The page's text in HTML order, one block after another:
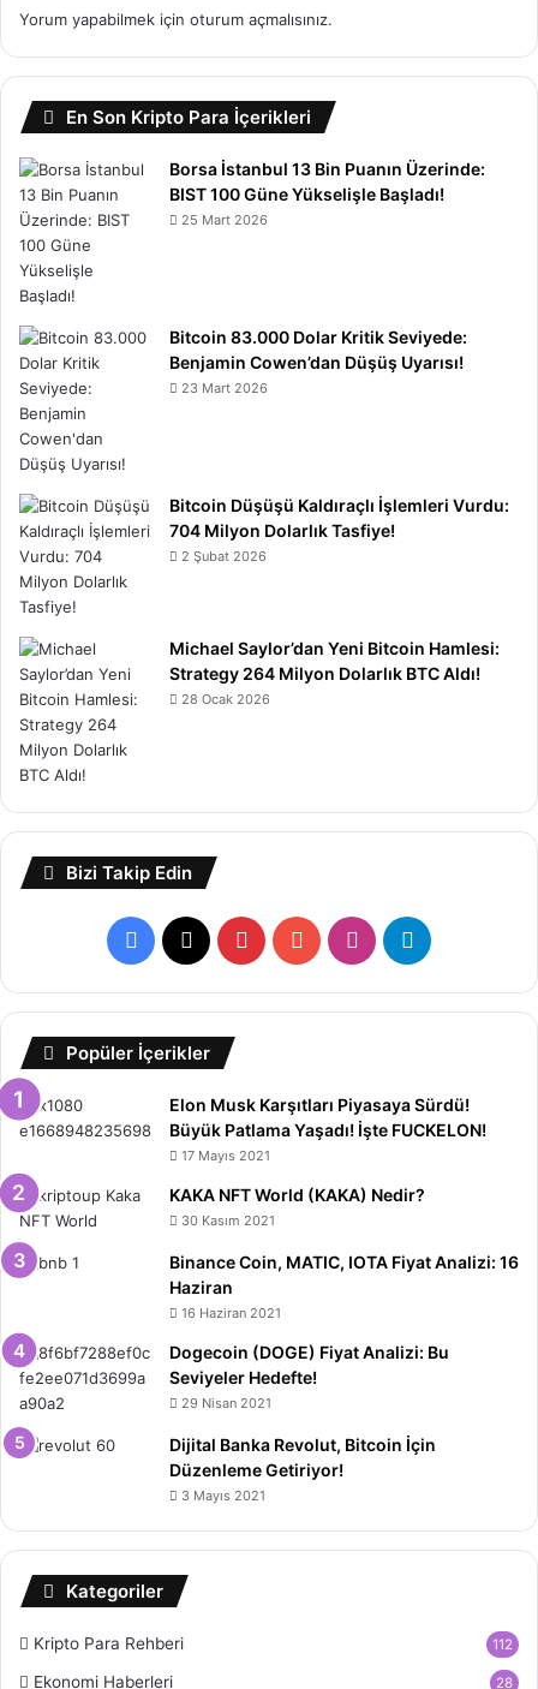
Yorum yapabilmek için oturum açmalısınız.
En Son Kripto Para İçerikleri
Borsa İstanbul 13 Bin Puanın Üzerinde:
BIST 100 Güne Yükselişle Başladı!
25 Mart 2026
Bitcoin 83.000 Dolar Kritik Seviyede:
Benjamin Cowen’dan Düşüş Uyarısı!
23 Mart 2026
Bitcoin Düşüşü Kaldıraçlı İşlemleri Vurdu:
704 Milyon Dolarlık Tasfiye!
2 Şubat 2026
Michael Saylor’dan Yeni Bitcoin Hamlesi:
Strategy 264 Milyon Dolarlık BTC Aldı!
28 Ocak 2026
Bizi Takip Edin
Facebook
X PinterestYouTubeInstagramTelegram
Popüler İçerikler
Elon Musk Karşıtları Piyasaya Sürdü!
Büyük Patlama Yaşadı! İşte FUCKELON!
17 Mayıs 2021
KAKA NFT World (KAKA) Nedir?
30 Kasım 2021
Binance Coin, MATIC, IOTA Fiyat Analizi: 16
Haziran
16 Haziran 2021
Dogecoin (DOGE) Fiyat Analizi: Bu
Seviyeler Hedefte!
29 Nisan 2021
Dijital Banka Revolut, Bitcoin İçin
Düzenleme Getiriyor!
3 Mayıs 2021
Kategoriler
Kripto Para Rehberi 112
Ekonomi Haberleri 28